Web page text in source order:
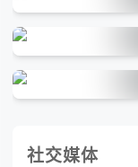
社交媒体